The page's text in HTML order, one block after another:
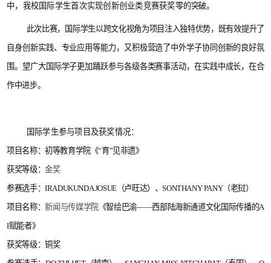
中 ，我校国际学生首次实现创新创业类竞赛获奖零的突破。
此次比赛，国际学生以跨文化视角为项目注入独特优势，既有效提升了
自身创新实践、专业应用等能力，又积极营造了中外学子协同创新的良好氛
围。望广大国际学子更加踊跃参与各级各类赛事活动，在实践中成长，在合
作中进步。
国际学生参与项目及获奖情况：
项目名称：初等教育学院《“育”见非遗》
获奖等级：金奖
参赛选手：IRADUKUNDA JOSUE（卢旺达）、SONTHANY PANY（老挝）
项目名称：新闻与传媒学院《智绘巴渝——西部陆海新通道文化国际传播的A
I赋能者》
获奖等级：铜奖